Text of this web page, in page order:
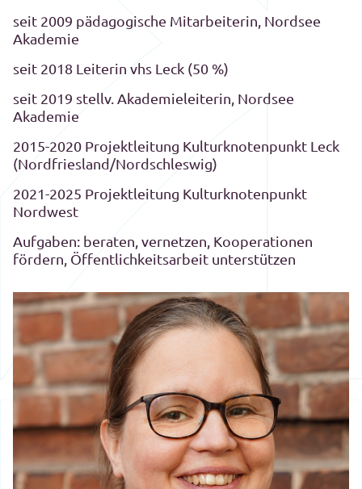
seit 2009 pädagogische Mitarbeiterin, Nordsee
Akademie
seit 2018 Leiterin vhs Leck (50 %)
seit 2019 stellv. Akademieleiterin, Nordsee
Akademie
2015-2020 Projektleitung Kulturknotenpunkt Leck
(Nordfriesland/Nordschleswig)
2021-2025 Projektleitung Kulturknotenpunkt
Nordwest
Aufgaben: beraten, vernetzen, Kooperationen
fördern, Öffentlichkeitsarbeit unterstützen